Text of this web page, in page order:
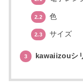
2.2 色
2.3 サイズ
3 kawaiizouシ